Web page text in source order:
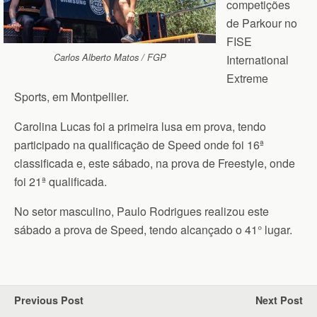
Carlos Alberto Matos / FGP
competições
de Parkour no
FISE
International
Extreme
Sports, em Montpellier.
Carolina Lucas foi a primeira lusa em prova, tendo
participado na qualificação de Speed onde foi 16ª
classificada e, este sábado, na prova de Freestyle, onde
foi 21ª qualificada.
No setor masculino, Paulo Rodrigues realizou este
sábado a prova de Speed, tendo alcançado o 41° lugar.
Previous Post Next Post